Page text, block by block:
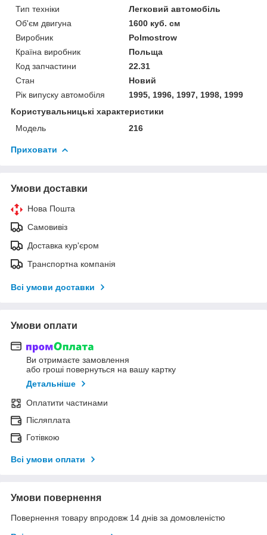
Тип техніки
Легковий автомобіль
Об'єм двигуна
1600 куб. см
Виробник
Polmostrow
Країна виробник
Польща
Код запчастини
22.31
Стан
Новий
Рік випуску автомобіля
1995, 1996, 1997, 1998, 1999
Користувальницькі характеристики
Мoдель
216
Приховати
Умови доставки
Нова Пошта
Самовивіз
Доставка кур'єром
Транспортна компанія
Всі умови доставки
Умови оплати
Ви отримаєте замовлення
або гроші повернуться на вашу картку
Детальніше
Оплатити частинами
Післяплата
Готівкою
Всі умови оплати
Умови повернення
Повернення товару впродовж 14 днів за домовленістю